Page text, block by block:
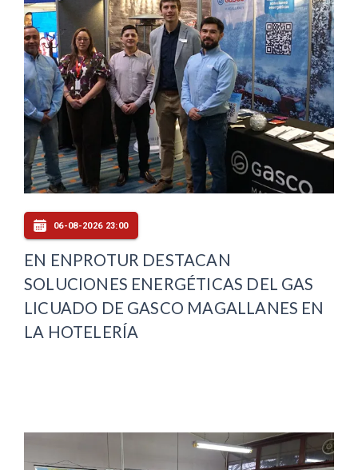
06-08-2026 23:00
EN ENPROTUR DESTACAN
SOLUCIONES ENERGÉTICAS DEL GAS
LICUADO DE GASCO MAGALLANES EN
LA HOTELERÍA